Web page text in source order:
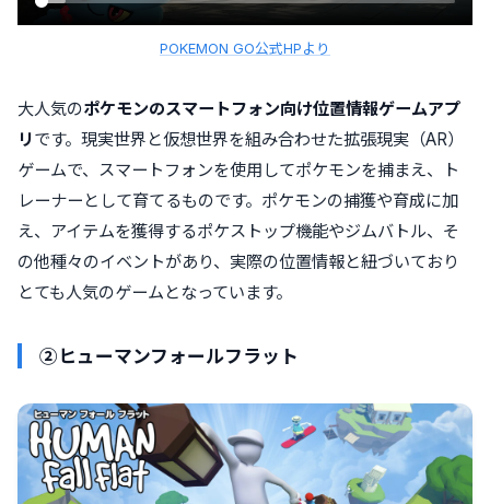
POKEMON GO公式HPより
大人気のポケモンのスマートフォン向け位置情報ゲームアプ
リです。現実世界と仮想世界を組み合わせた拡張現実（AR）
ゲームで、スマートフォンを使用してポケモンを捕まえ、ト
レーナーとして育てるものです。ポケモンの捕獲や育成に加
え、アイテムを獲得するポケストップ機能やジムバトル、そ
の他種々のイベントがあり、実際の位置情報と紐づいており
とても人気のゲームとなっています。
②ヒューマンフォールフラット